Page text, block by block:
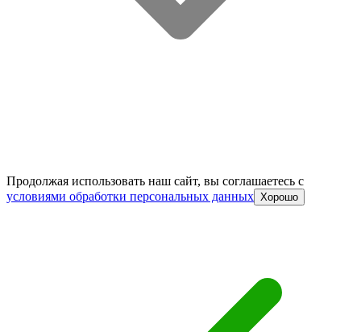
Продолжая использовать наш сайт, вы соглашаетесь c
условиями обработки персональных данных Хорошо